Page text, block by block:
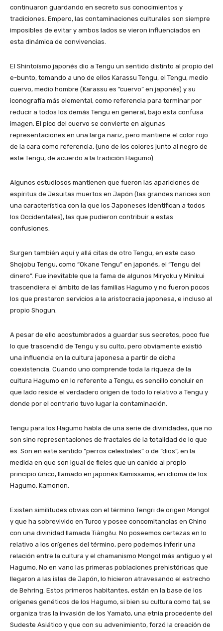
continuaron guardando en secreto sus conocimientos y
tradiciones. Empero, las contaminaciones culturales son siempre
imposibles de evitar y ambos lados se vieron influenciados en
esta dinámica de convivencias.
El Shintoísmo japonés dio a Tengu un sentido distinto al propio del
e-bunto, tomando a uno de ellos Karassu Tengu, el Tengu, medio
cuervo, medio hombre (Karassu es “cuervo” en japonés) y su
iconografía más elemental, como referencia para terminar por
reducir a todos los demás Tengu en general, bajo esta confusa
imagen. El pico del cuervo se convierte en algunas
representaciones en una larga nariz, pero mantiene el color rojo
de la cara como referencia, (uno de los colores junto al negro de
este Tengu, de acuerdo a la tradición Hagumo).
Algunos estudiosos mantienen que fueron las apariciones de
espíritus de Jesuitas muertos en Japón (las grandes narices son
una característica con la que los Japoneses identifican a todos
los Occidentales), las que pudieron contribuir a estas
confusiones.
Surgen también aquí y allá citas de otro Tengu, en este caso
Shojobu Tengu, como “Okane Tengu” en japonés, el “Tengu del
dinero”. Fue inevitable que la fama de algunos Miryoku y Minikui
trascendiera el ámbito de las familias Hagumo y no fueron pocos
los que prestaron servicios a la aristocracia japonesa, e incluso al
propio Shogun.
A pesar de ello acostumbrados a guardar sus secretos, poco fue
lo que trascendió de Tengu y su culto, pero obviamente existió
una influencia en la cultura japonesa a partir de dicha
coexistencia. Cuando uno comprende toda la riqueza de la
cultura Hagumo en lo referente a Tengu, es sencillo concluir en
que lado reside el verdadero origen de todo lo relativo a Tengu y
donde por el contrario tuvo lugar la contaminación.
Tengu para los Hagumo habla de una serie de divinidades, que no
son sino representaciones de fractales de la totalidad de lo que
es. Son en este sentido “perros celestiales” o de “dios”, en la
medida en que son igual de fieles que un canido al propio
principio único, llamado en japonés Kamissama, en idioma de los
Hagumo, Kamonon.
Existen similitudes obvias con el término Tengri de origen Mongol
y que ha sobrevivido en Turco y posee concomitancias en Chino
con una divinidad llamada Tiāngǒu. No poseemos certezas en lo
relativo a los orígenes del término, pero podemos inferir una
relación entre la cultura y el chamanismo Mongol más antiguo y el
Hagumo. No en vano las primeras poblaciones prehistóricas que
llegaron a las islas de Japón, lo hicieron atravesando el estrecho
de Behring. Estos primeros habitantes, están en la base de los
orígenes genéticos de los Hagumo, si bien su cultura como tal, se
organiza tras la invasión de los Yamato, una etnia procedente del
Sudeste Asiático y que con su advenimiento, forzó la creación de